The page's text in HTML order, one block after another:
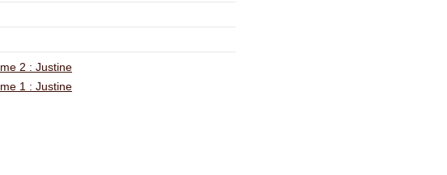
2 : Justine
1 : Justine